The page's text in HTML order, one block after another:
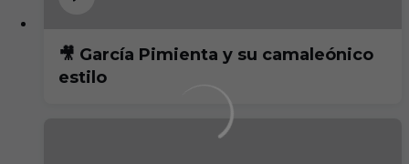
🎥 García Pimienta y su camaleónico
estilo